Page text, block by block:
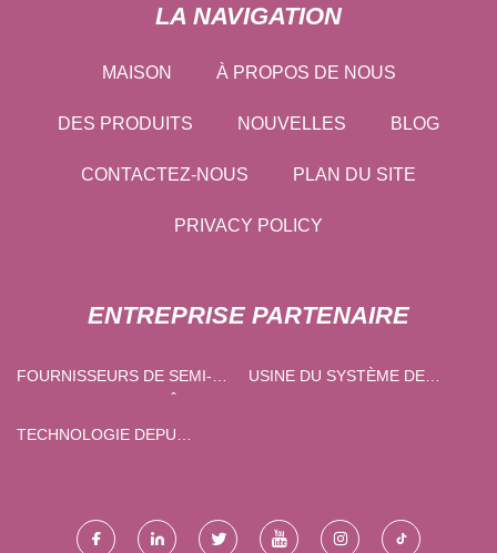
LA NAVIGATION
MAISON À PROPOS DE NOUS
DES PRODUITS NOUVELLES BLOG
CONTACTEZ-NOUS PLAN DU SITE
PRIVACY POLICY
ENTREPRISE PARTENAIRE
FOURNISSEURS DE SEMI-
USINE DU SYSTÈME DE
TECHNOLOGIE DEPU